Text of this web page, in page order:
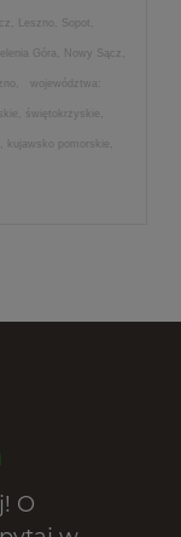
Leszno, Sopot,
Góra, Nowy Sącz,
województwa:
świętokrzyskie,
kujawsko pomorskie,
O